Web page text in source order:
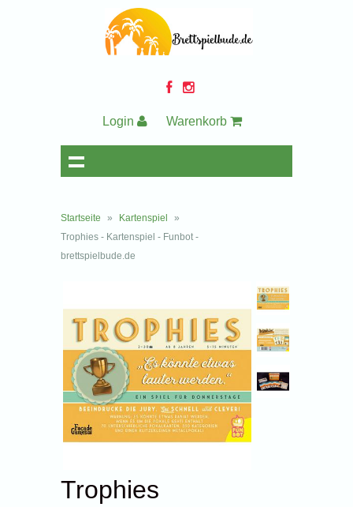
Login Warenkorb
Startseite » Kartenspiel
»
Trophies - Kartenspiel - Funbot -
brettspielbude.de
Trophies